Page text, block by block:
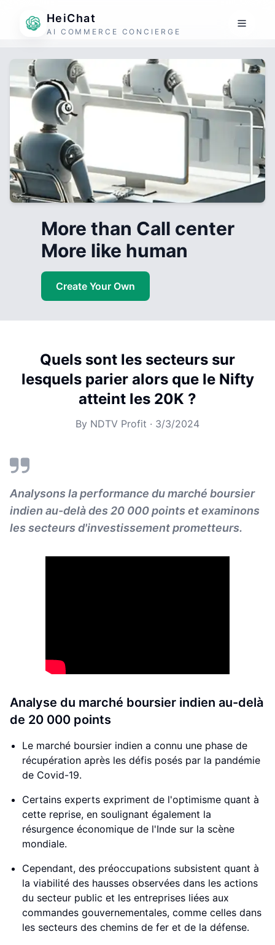
HeiChat
AI COMMERCE CONCIERGE
More than Call center
More like human
Create Your Own
Quels sont les secteurs sur
lesquels parier alors que le Nifty
atteint les 20K ?
By NDTV Profit · 3/3/2024
Analysons la performance du marché boursier
indien au-delà des 20 000 points et examinons
les secteurs d'investissement prometteurs.
Analyse du marché boursier indien au-delà
de 20 000 points
Le marché boursier indien a connu une phase de
récupération après les défis posés par la pandémie
de Covid-19.
Certains experts expriment de l'optimisme quant à
cette reprise, en soulignant également la
résurgence économique de l'Inde sur la scène
mondiale.
Cependant, des préoccupations subsistent quant à
la viabilité des hausses observées dans les actions
du secteur public et les entreprises liées aux
commandes gouvernementales, comme celles dans
les secteurs des chemins de fer et de la défense.